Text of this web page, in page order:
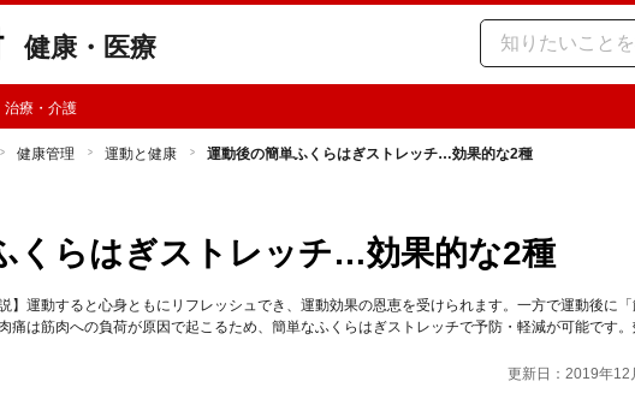
健康・医療
治療・介護
健康管理 運動と健康 運動後の簡単ふくらはぎストレッチ…効果的な2種
くらはぎストレッチ…効果的な2種
】運動すると心身ともにリフレッシュでき、運動効果の恩恵を受けられます。一方で運動後に「
は筋肉への負荷が原因で起こるため、簡単なふくらはぎストレッチで予防・軽減が可能です
更新日：2019年12